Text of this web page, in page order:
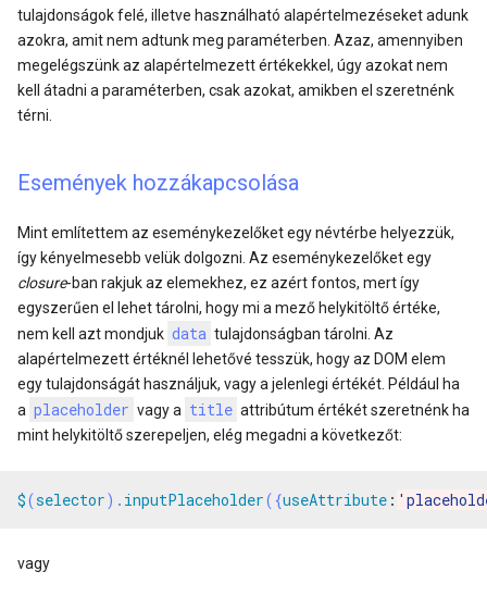
tulajdonságok felé, illetve használható alapértelmezéseket adunk
azokra, amit nem adtunk meg paraméterben. Azaz, amennyiben
megelégszünk az alapértelmezett értékekkel, úgy azokat nem
kell átadni a paraméterben, csak azokat, amikben el szeretnénk
térni.
Események hozzákapcsolása
Mint említettem az eseménykezelőket egy névtérbe helyezzük,
így kényelmesebb velük dolgozni. Az eseménykezelőket egy
closure-ban rakjuk az elemekhez, ez azért fontos, mert így
egyszerűen el lehet tárolni, hogy mi a mező helykitöltő értéke,
nem kell azt mondjuk data tulajdonságban tárolni. Az
alapértelmezett értéknél lehetővé tesszük, hogy az DOM elem
egy tulajdonságát használjuk, vagy a jelenlegi értékét. Például ha
a placeholder vagy a title attribútum értékét szeretnénk ha
mint helykitöltő szerepeljen, elég megadni a következőt:
$(selector). inputPlaceholder({useAttribute :
vagy